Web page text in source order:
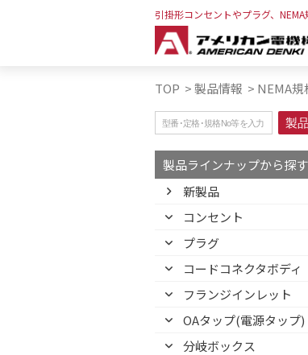
引掛形コンセントやプラグ、
TOP >製品情報 > NEMA規
製品ラインナップから探す
新製品
コンセント
プラグ
コードコネクタボディ
フランジインレット
OAタップ(電源タップ)
分岐ボックス